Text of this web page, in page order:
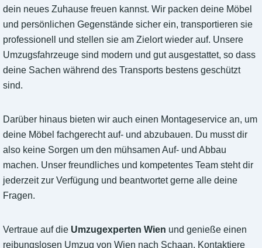
dein neues Zuhause freuen kannst. Wir packen deine Möbel
und persönlichen Gegenstände sicher ein, transportieren sie
professionell und stellen sie am Zielort wieder auf. Unsere
Umzugsfahrzeuge sind modern und gut ausgestattet, so dass
deine Sachen während des Transports bestens geschützt
sind.
Darüber hinaus bieten wir auch einen Montageservice an, um
deine Möbel fachgerecht auf- und abzubauen. Du musst dir
also keine Sorgen um den mühsamen Auf- und Abbau
machen. Unser freundliches und kompetentes Team steht dir
jederzeit zur Verfügung und beantwortet gerne alle deine
Fragen.
Vertraue auf die Umzugexperten Wien und genieße einen
reibungslosen Umzug von Wien nach Schaan. Kontaktiere